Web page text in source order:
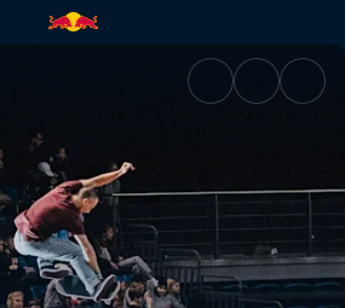
2020 | Red